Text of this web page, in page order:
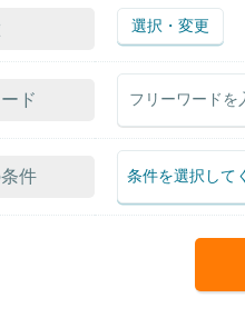
選択・変更
ド
件